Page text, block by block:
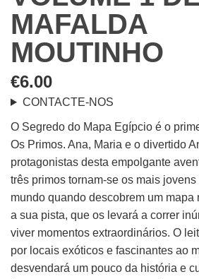
MAFALDA
MOUTINHO
€6.00
CONTACTE-NOS
O Segredo do Mapa Egípcio é o
Os Primos. Ana, Maria e o divertido
protagonistas desta empolgante
três primos tornam-se os mais
mundo quando descobrem um mapa
a sua pista, que os levará a correr
viver momentos extraordinários. O
por locais exóticos e fascinantes ao
desvendará um pouco da história e